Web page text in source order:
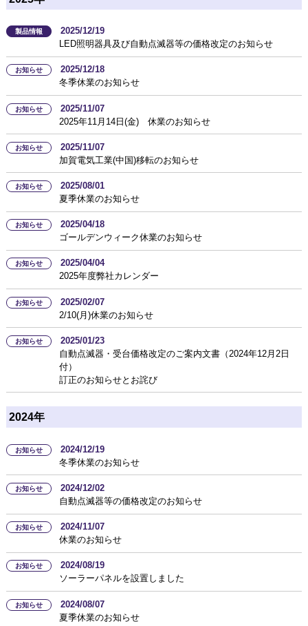
製品情報
2025/12/19
LED照明器具及び自動点滅器等の価格改定のお知らせ
お知らせ
2025/12/18
冬季休業のお知らせ
お知らせ
2025/11/07
2025年11月14日(金) 休業のお知らせ
お知らせ
2025/11/07
加賀電気工業(中国)移転のお知らせ
お知らせ
2025/08/01
夏季休業のお知らせ
お知らせ
2025/04/18
ゴールデンウィーク休業のお知らせ
お知らせ
2025/04/04
2025年度弊社カレンダー
お知らせ
2025/02/07
2/10(月)休業のお知らせ
お知らせ
2025/01/23
自動点滅器・受台価格改定のご案内文書（2024年12月2日
付）
訂正のお知らせとお詫び
2024年
お知らせ
2024/12/19
冬季休業のお知らせ
お知らせ
2024/12/02
自動点滅器等の価格改定のお知らせ
お知らせ
2024/11/07
休業のお知らせ
お知らせ
2024/08/19
ソーラーパネルを設置しました
お知らせ
2024/08/07
夏季休業のお知らせ